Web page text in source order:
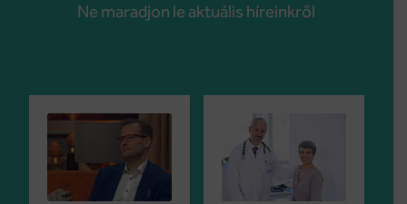
Ne maradjon le aktuális híreinkről